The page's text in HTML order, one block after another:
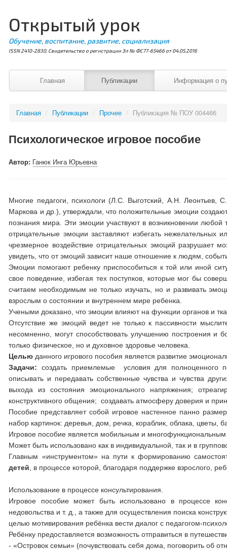
Открытый урок
Обучение, воспитание, развитие, социализация
ISSN 2410-2830. Свидетельство о регистрации Эл № ФС77-65466 от 04.05.2016
Главная Публикации Информация о
Главная / Публикации / Прочее / Публикация № ПОУ 004466
Психологическое игровое пособие
Автор: Ганюк Инга Юрьевна
Многие педагоги, психологи (Л.С. Выготский, А.Н.
Маркова и др.), утверждали, что положительные эмоции
познания мира. Эти эмоции участвуют в возникновении любой
отрицательные эмоции заставляют избегать
чрезмерное воздействие отрицательных эмоций разрушает
увидеть, что от эмоций зависит наше отношение к людям,
Эмоции помогают ребенку приспособиться к той или иной
свое поведение, избегая тех поступков, которые мог бы
считаем необходимым не только изучать, но и развивать
взрослым о состоянии и внутреннем мире ребенка.
Учеными доказано, что эмоции влияют на функции органов и
Отсутствие же эмоций ведет не только к пассивности
несомненно, могут способствовать улучшению построения и
только физическое, но и духовное здоровье человека.
Целью данного игрового пособия является развитие
Задачи: создать приемлемые условия для полноценного
описывать и передавать собственные чувства и чувства
выхода из состояния эмоционального напряжения;
конструктивного общения; создавать атмосферу доверия и
Пособие представляет собой игровое настенное панно
набор картинок: деревья, дом, речка, кораблик, облака, цветы,
Игровое пособие является мобильным и
Может быть использовано как в индивидуальной, так и в
Главным «инструментом» на пути к формированию
детей , в процессе которой, благодаря поддержке взрослого,
Использование в процессе консультирования.
Игровое пособие может быть использовано в процессе
недовольства и т. д., а также для осуществления поиска
целью мотивирования ребёнка вести диалог с педагогом-
Ребёнку предоставляется возможность отправиться в
- «Островок семьи» (почувствовать себя дома, поговорить об